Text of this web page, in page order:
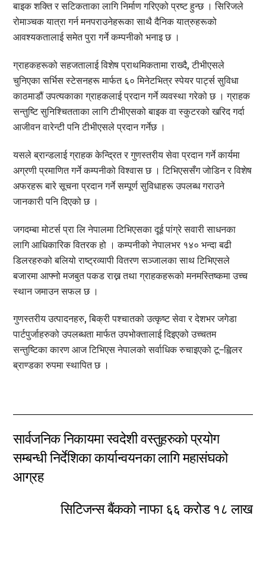
बाइक शक्ति र सटिकताका लागि निर्माण गरिएको प्रष्ट हुन्छ । सिरिजले
रोमाञ्चक यात्रा गर्न मनपराउनेहरूका साथै दैनिक यात्रुहरूको
आवश्यकतालाई समेत पुरा गर्ने कम्पनीको भनाइ छ ।
ग्राहकहरूको सहजतालाई विशेष प्राथमिकतामा राख्दै, टीभीएसले
चुनिएका सर्भिस स्टेसनहरू मार्फत ६० मिनेटभित्र स्पेयर पार्ट्स सुविधा
काठमाडौं उपत्यकाका ग्राहकलाई प्रदान गर्ने व्यवस्था गरेको छ । ग्राहक
सन्तुष्टि सुनिश्चितताका लागि टीभीएसको बाइक वा स्कुटरको खरिद गर्दा
आजीवन वारेन्टी पनि टीभीएसले प्रदान गर्नेछ ।
यसले ब्रान्डलाई ग्राहक केन्द्रित र गुणस्तरीय सेवा प्रदान गर्ने कार्यमा
अग्रणी प्रमाणित गर्ने कम्पनीको विश्वास छ । टिभिएससँग जोडिन र विशेष
अफरहरू बारे सूचना प्रदान गर्ने सम्पूर्ण सुविधाहरू उपलब्ध गराउने
जानकारी पनि दिएको छ ।
जगदम्बा मोटर्स प्रा लि नेपालमा टिभिएसका दूई पांग्रे सवारी साधनका
लागि आधिकारिक वितरक हो । कम्पनीको नेपालभर १४० भन्दा बढी
डिलरहरुको बलियो राष्ट्रव्यापी वितरण सञ्जालका साथ टिभिएसले
बजारमा आफ्नो मजबुत पकड राख्न तथा ग्राहकहरूको मनमस्तिष्कमा उच्च
स्थान जमाउन सफल छ ।
गुणस्तरीय उत्पादनहरु, बिक्री पश्चातको उत्कृष्ट सेवा र देशभर जगेडा
पार्टपुर्जाहरुको उपलब्धता मार्फत उपभोक्तालाई दिइएको उच्चतम
सन्तुष्टिका कारण आज टिभिएस नेपालको सर्वाधिक रुचाइएको टू–ह्विलर
ब्राण्डका रुपमा स्थापित छ ।
सार्वजनिक निकायमा स्वदेशी वस्तुहरुको प्रयोग
सम्बन्धी निर्देशिका कार्यान्वयनका लागि महासंघको
आग्रह
सिटिजन्स बैंकको नाफा ६६ करोड १८ लाख